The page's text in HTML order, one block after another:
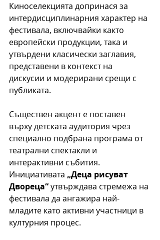
Киноселекцията допринася за
интердисциплинарния характер на
фестивала, включвайки както
европейски продукции, така и
утвърдени класически заглавия,
представени в контекст на
дискусии и модерирани срещи с
публиката.
Съществен акцент е поставен
върху детската аудитория чрез
специално подбрана програма от
театрални спектакли и
интерактивни събития.
Инициативата „Деца рисуват
Двореца“ утвърждава стремежа на
фестивала да ангажира най-
младите като активни участници в
културния процес.